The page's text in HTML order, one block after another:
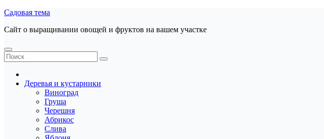
Перейти
содержанию
Садовая тема
Сайт о выращивании овощей и фруктов на вашем участке
Деревья и кустарники
Виноград
Груша
Черешня
Абрикос
Слива